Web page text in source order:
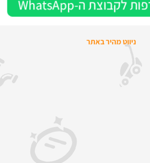
ניווט מהיר באתר